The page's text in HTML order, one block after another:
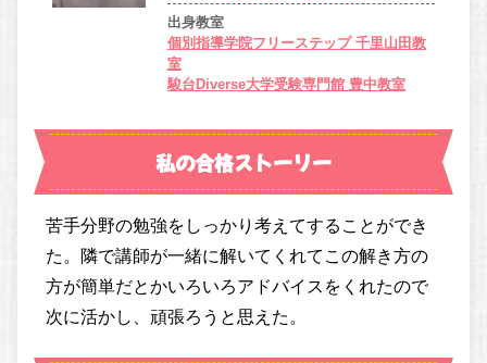
出身教室
個別指導学院フリーステップ 千里山田教
室
駿台Diverse大学受験専門館 豊中教室
私の合格ストーリー
苦手分野の勉強をしっかり考えてすることができ
た。隣で講師が一緒に解いてくれてこの解き方の
方が簡単だとかいろいろアドバイスをくれたので
次に活かし、頑張ろうと思えた。